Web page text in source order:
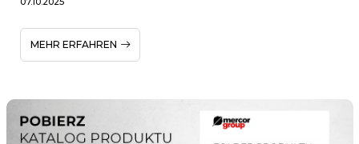
MEHR ERFAHREN